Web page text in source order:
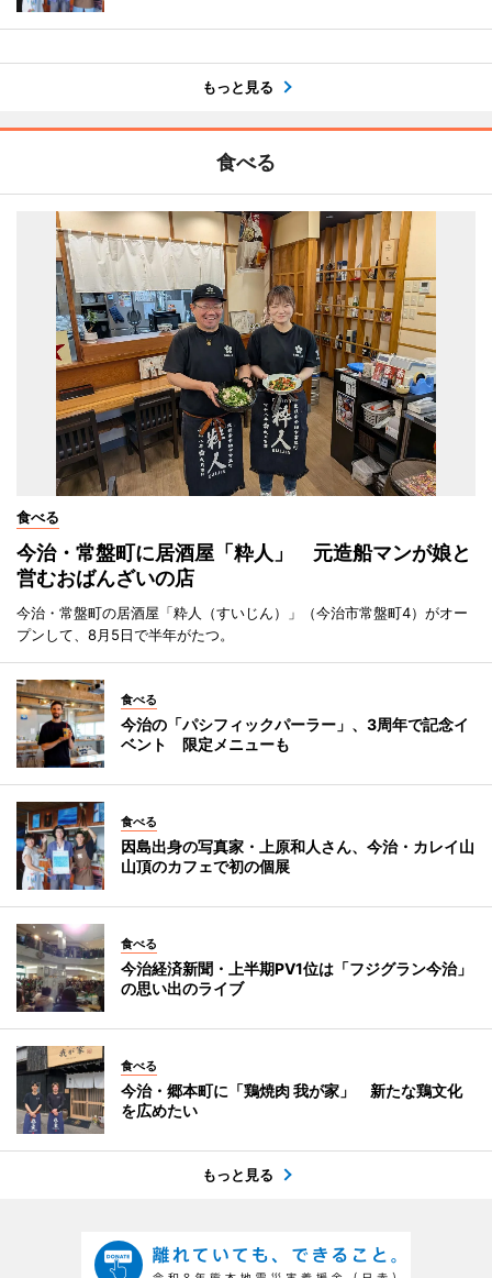
もっと見る
食べる
食べる
今治・常盤町に居酒屋「粋人」 元造船マンが娘と
営むおばんざいの店
今治・常盤町の居酒屋「粋人（すいじん）」（今治市常盤町4）がオー
プンして、8月5日で半年がたつ。
食べる
今治の「パシフィックパーラー」、3周年で記念イ
ベント 限定メニューも
食べる
因島出身の写真家・上原和人さん、今治・カレイ山
山頂のカフェで初の個展
食べる
今治経済新聞・上半期PV1位は「フジグラン今治」
の思い出のライブ
食べる
今治・郷本町に「鶏焼肉 我が家」 新たな鶏文化
を広めたい
もっと見る